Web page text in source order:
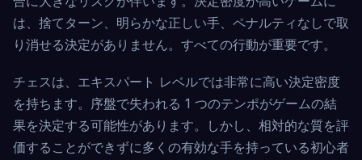
は、捨てターン、明らかな正しい手、ペナルティなしで取
り消せる決定がありません。すべての行動が重要です。
チェスは、エキスパート レベルでは非常に高い決定密度
を持ちます。序盤で失われる 1 つのテンポがゲームの結
果を決定する可能性があります。しかし、相対的な質を評
価することができずに多くの有効な手を持っている初心者